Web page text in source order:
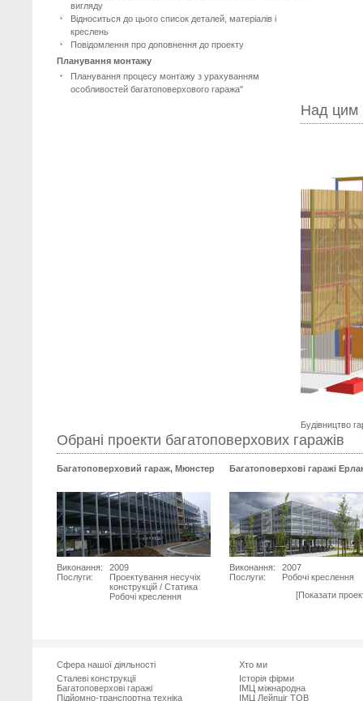
вигляду
Відноситься до цього список деталей, матеріалів і
креслень
Повідомлення про доповнення до проекту
Планування монтажу
Планування процесу монтажу з урахуванням
особливостей багатоповерхового гаража"
Над цим
Будівництво
Обрані проекти багатоповерхових гаражів
Багатоповерховий гараж, Мюнстер
Виконання:
2009
Послуги:
Проектування несучіх
конструкцій / Статика
Робочі креслення
Багатоповерхові гаражі
Виконання:
2007
Послуги:
Робочі креслення
[Показати
Сфера нашої діяльності
Сталеві конструкції
Багатоповерхові гаражі
Підйомно-транспортна техніка
Хто ми
Історія фірми
ІМЦ міжнародна
ІМЦ Лейпцiг ТОВ